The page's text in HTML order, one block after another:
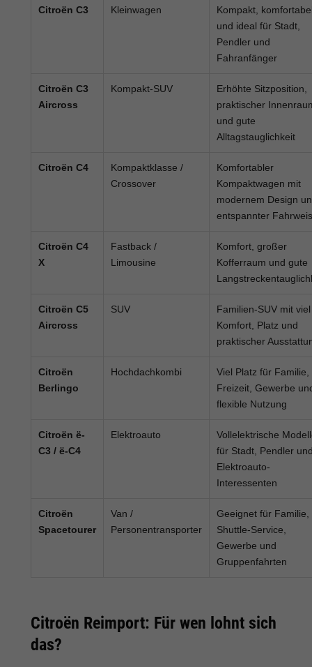
Citroën C3 Kleinwagen
Kompakt,
und ideal für Stadt,
Pendler und
Fahranfänger
Citroën C3
Aircross
Kompakt-SUV
Erhöhte Sitzposition,
praktischer
und gute
Alltagstauglichkeit
Citroën C4
Kompaktklasse /
Crossover
Komfortabler
Kompaktwagen mit
modernem Design
entspannter
Citroën C4
X
Fastback /
Limousine
Komfort, großer
Kofferraum und gute
Citroën C5
Aircross
SUV
Familien-SUV mit viel
Komfort, Platz und
praktischer
Citroën
Berlingo
Hochdachkombi
Viel Platz für Familie,
Freizeit, Gewerbe
flexible Nutzung
Citroën ë-
C3 / ë-C4
Elektroauto
Vollelektrische
für Stadt, Pendler
Elektroauto-
Interessenten
Citroën
Spacetourer
Van /
Personentransporter
Geeignet für Familie,
Shuttle-Service,
Gewerbe und
Gruppenfahrten
Citroën Reimport: Für wen lohnt sich
das?